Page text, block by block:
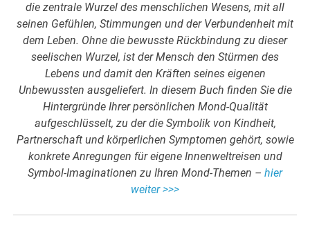
die zentrale Wurzel des menschlichen Wesens, mit all
seinen Gefühlen, Stimmungen und der Verbundenheit mit
dem Leben. Ohne die bewusste Rückbindung zu dieser
seelischen Wurzel, ist der Mensch den Stürmen des
Lebens und damit den Kräften seines eigenen
Unbewussten ausgeliefert. In diesem Buch finden Sie die
Hintergründe Ihrer persönlichen Mond-Qualität
aufgeschlüsselt, zu der die Symbolik von Kindheit,
Partnerschaft und körperlichen Symptomen gehört, sowie
konkrete Anregungen für eigene Innenweltreisen und
Symbol-Imaginationen zu Ihren Mond-Themen – hier
weiter >>>